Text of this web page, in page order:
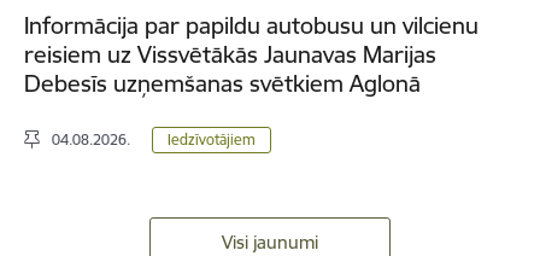
Informācija par papildu autobusu un vilcienu
reisiem uz Vissvētākās Jaunavas Marijas
Debesīs uzņemšanas svētkiem Aglonā
04.08.2026. Iedzīvotājiem
Visi jaunumi